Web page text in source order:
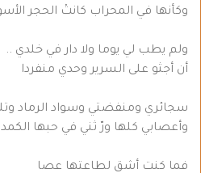
وكأنها في المحراب كانتْ الحجر
ولم يطب لي يوما ولا دار في خلدي ..
أن أجثو على السرير وحدي منفردا
سجائري ومنفضتي وسواد الرماد
وأعصابي كلها ورّ ثني في حبها الكمدا
فما كنت أشق لطاعتها عصا